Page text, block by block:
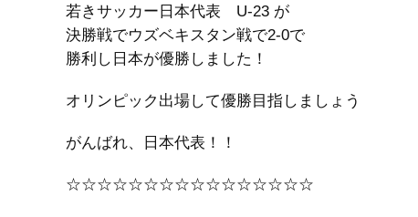
若きサッカー日本代表 U-23 が
決勝戦でウズベキスタン戦で2-0で
勝利し日本が優勝しました！
オリンピック出場して優勝目指しましょう
がんばれ、日本代表！！
☆☆☆☆☆☆☆☆☆☆☆☆☆☆☆☆